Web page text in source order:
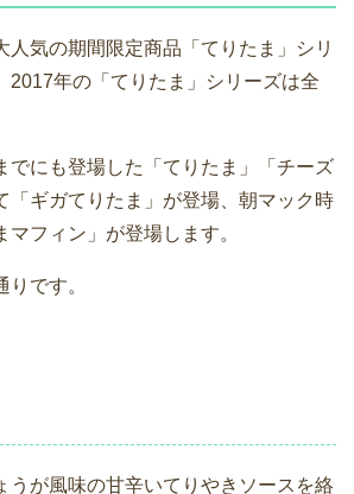
人気の期間限定商品「てりたま」シリ
2017年の「てりたま」シリーズは全
でにも登場した「てりたま」「チーズ
「ギガてりたま」が登場、朝マック時
マフィン」が登場します。
です。
うが風味の甘辛いてりやきソースを絡